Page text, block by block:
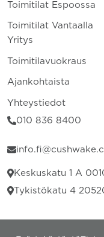
Toimitilat Espoossa
Toimitilat Vantaalla
Yritys
Toimitilavuokraus
Ajankohtaista
Yhteystiedot
010 836 8400
Keskuskatu 1 A
Tykistökatu 4